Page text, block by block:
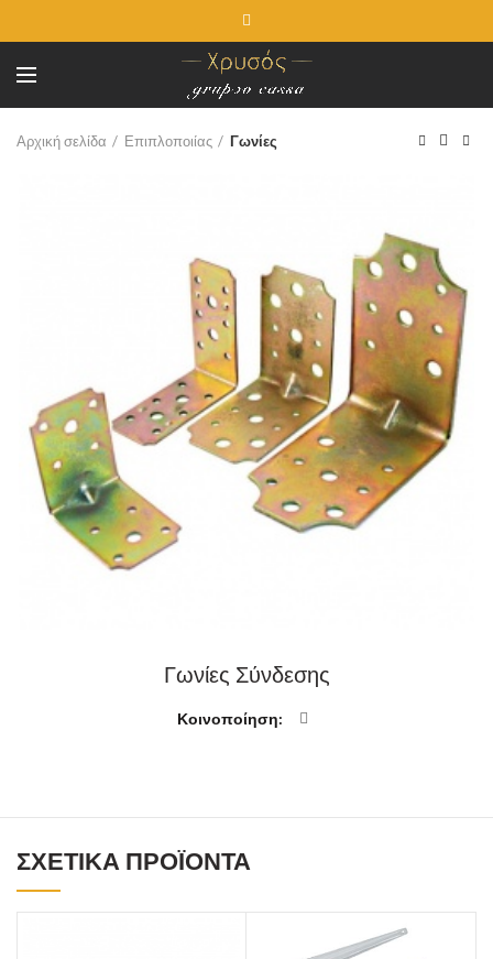
Αρχική σελίδα Επιπλοποιίας Γωνίες
Γωνίες Σύνδεσης
Κοινοποίηση
ΣΧΕΤΙΚΆ ΠΡΟΪΌΝΤΑ